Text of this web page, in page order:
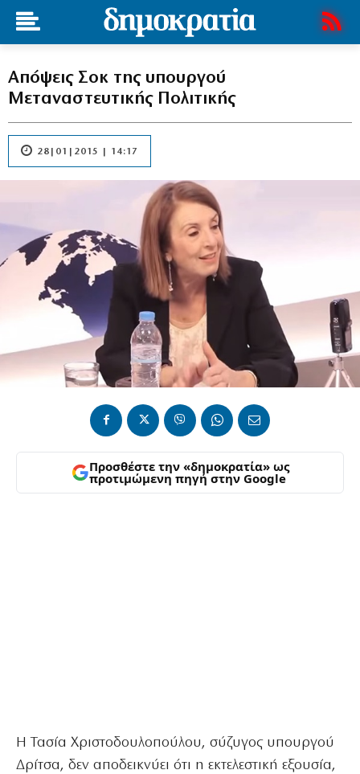
Απόψεις Σοκ της υπουργού
Μεταναστευτικής Πολιτικής
28|01|2015 | 14:17
Προσθέστε την «δημοκρατία» ως
προτιμώμενη πηγή στην Google
Η Τασία Χριστοδουλοπούλου, σύζυγος υπουργού
Δρίτσα, δεν αποδεικνύει ότι η εκτελεστική εξουσία,